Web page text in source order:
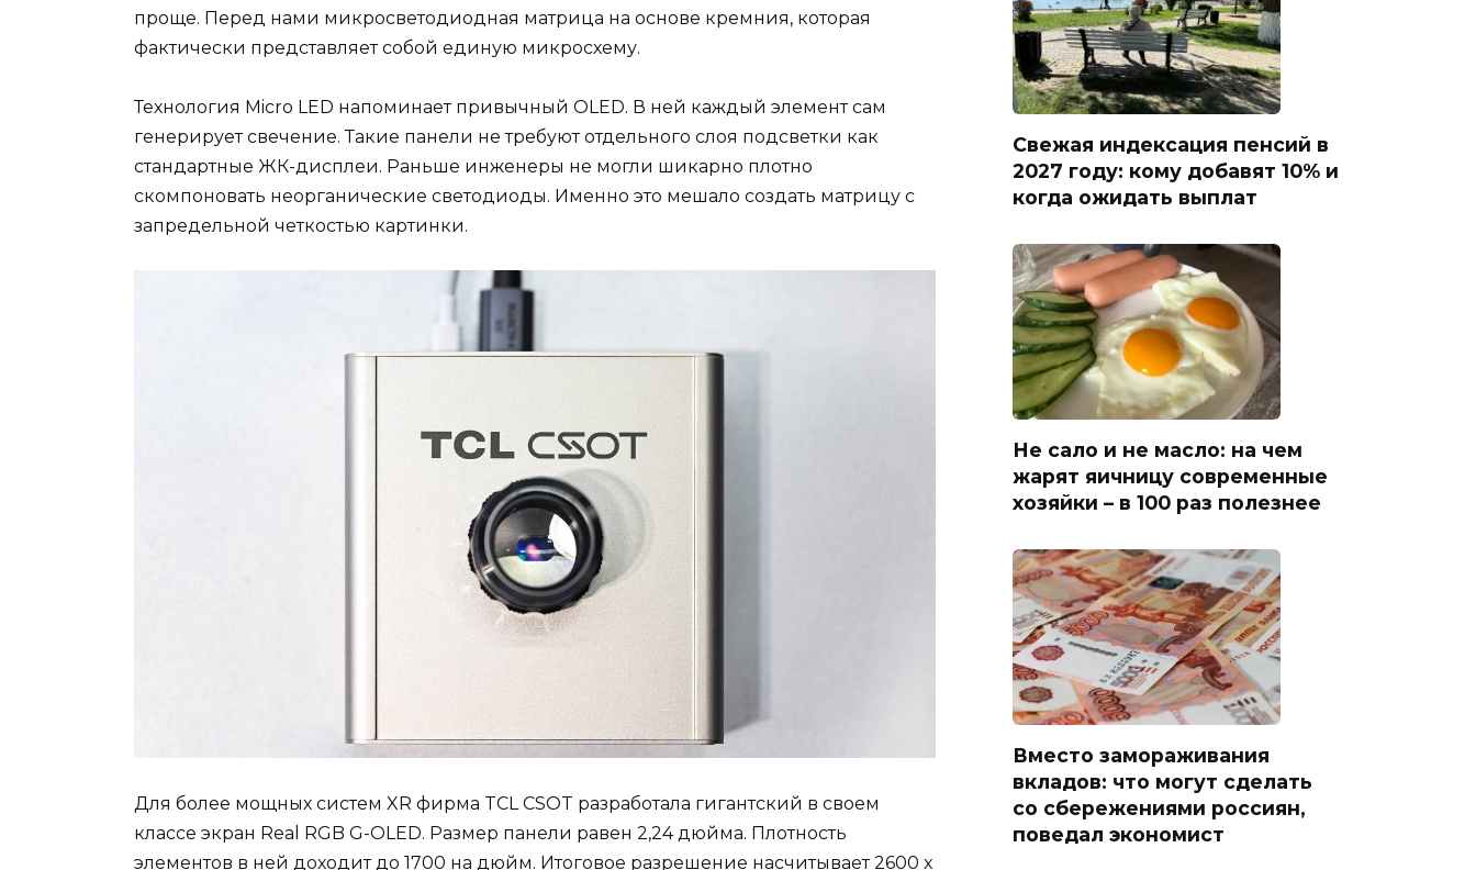
проще. Перед нами микросветодиодная матрица на основе кремния, которая
фактически представляет собой единую микросхему.
Технология Micro LED напоминает привычный OLED. В ней каждый элемент сам
генерирует свечение. Такие панели не требуют отдельного слоя подсветки как
стандартные ЖК-дисплеи. Раньше инженеры не могли шикарно плотно
скомпоновать неорганические светодиоды. Именно это мешало создать матрицу с
запредельной четкостью картинки.
Для более мощных систем XR фирма TCL CSOT разработала гигантский в своем
классе экран Real RGB G-OLED. Размер панели равен 2,24 дюйма. Плотность
элементов в ней доходит до 1700 на дюйм. Итоговое разрешение насчитывает 2600 x
Свежая индексация пенсий в
2027 году: кому добавят 10% и
когда ожидать выплат
Не сало и не масло: на чем
жарят яичницу современные
хозяйки – в 100 раз полезнее
Вместо замораживания
вкладов: что могут сделать
со сбережениями россиян,
поведал экономист